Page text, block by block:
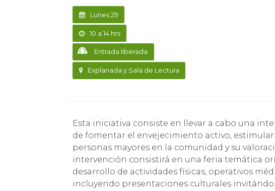
Lunes 29
10 a 14 hrs
Entrada liberada
Explanada y Sala de Lectura
Esta iniciativa consiste en llevar a cabo una intervención sociocultural con el objetivo
de fomentar el envejecimiento activo,
personas mayores en la comunidad y su
intervención consistirá en una feria temática
desarrollo de actividades físicas, operativos
incluyendo presentaciones culturales